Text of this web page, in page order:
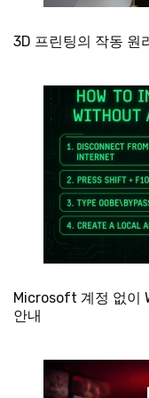
3D 프린팅의 작동 원
Microsoft 계정 없이
안내